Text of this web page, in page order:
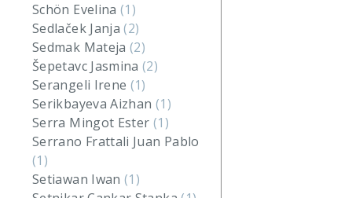
Schön Evelina(1)
Sedlaček Janja(2)
Sedmak Mateja(2)
Šepetavc Jasmina(2)
Serangeli Irene (1)
Serikbayeva Aizhan (1)
Serra Mingot Ester (1)
Serrano Frattali Juan Pablo
(1)
Setiawan Iwan(1)